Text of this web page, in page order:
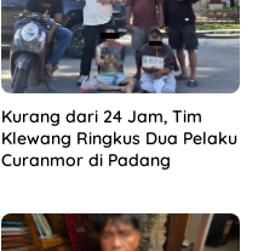
Kurang dari 24 Jam, Tim
Klewang Ringkus Dua Pelaku
Curanmor di Padang